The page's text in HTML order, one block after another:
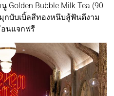
Golden Bubble Milk Tea (90
กบับเบิ้ลสีทองหนึบสู้ฟันดีงาม
อนแจกฟรี